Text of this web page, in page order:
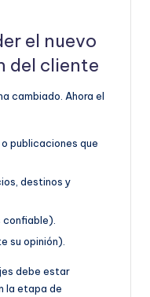
el nuevo
del cliente
cambiado. Ahora el
publicaciones que
destinos y
confiable).
su opinión).
debe estar
la etapa de